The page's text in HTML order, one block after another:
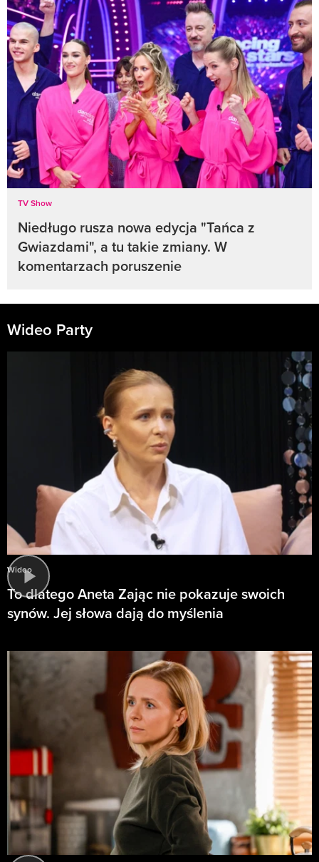
TV Show
Niedługo rusza nowa edycja "Tańca z
Gwiazdami", a tu takie zmiany. W
komentarzach poruszenie
Wideo Party
Wideo
To dlatego Aneta Zając nie pokazuje swoich
synów. Jej słowa dają do myślenia